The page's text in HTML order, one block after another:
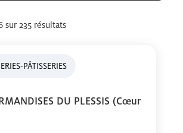
sur 235 résultats
PÂTISSERIES
DU PLESSIS (Cœur